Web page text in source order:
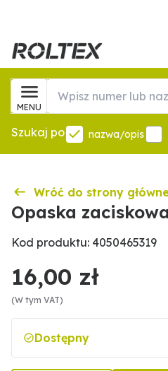
MENU
Szukaj po nazwa/opis
Wróć do strony
Opaska
Kod produktu: 4050465319
16,00 zł
(W tym VAT)
Dostępny